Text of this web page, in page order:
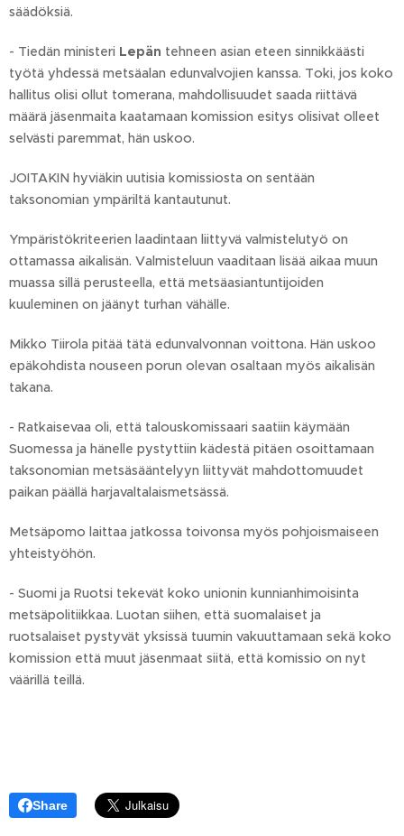
säädöksiä.
- Tiedän ministeri Lepän tehneen asian eteen sinnikkäästi
työtä yhdessä metsäalan edunvalvojien kanssa. Toki, jos koko
hallitus olisi ollut tomerana, mahdollisuudet saada riittävä
määrä jäsenmaita kaatamaan komission esitys olisivat olleet
selvästi paremmat, hän uskoo.
JOITAKIN hyviäkin uutisia komissiosta on sentään
taksonomian ympäriltä kantautunut.
Ympäristökriteerien laadintaan liittyvä valmistelutyö on
ottamassa aikalisän. Valmisteluun vaaditaan lisää aikaa muun
muassa sillä perusteella, että metsäasiantuntijoiden
kuuleminen on jäänyt turhan vähälle.
Mikko Tiirola pitää tätä edunvalvonnan voittona. Hän uskoo
epäkohdista nouseen porun olevan osaltaan myös aikalisän
takana.
- Ratkaisevaa oli, että talouskomissaari saatiin käymään
Suomessa ja hänelle pystyttiin kädestä pitäen osoittamaan
taksonomian metsäsääntelyyn liittyvät mahdottomuudet
paikan päällä harjavaltalaismetsässä.
Metsäpomo laittaa jatkossa toivonsa myös pohjoismaiseen
yhteistyöhön.
- Suomi ja Ruotsi tekevät koko unionin kunnianhimoisinta
metsäpolitiikkaa. Luotan siihen, että suomalaiset ja
ruotsalaiset pystyvät yksissä tuumin vakuuttamaan sekä koko
komission että muut jäsenmaat siitä, että komissio on nyt
väärillä teillä.
Share